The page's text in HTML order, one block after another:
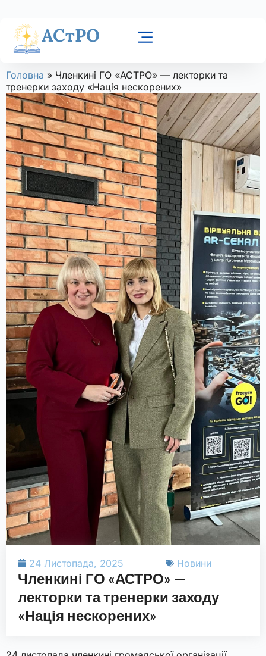
АСтРО
Головна » Членкині ГО «АСТРО» — лекторки та
тренерки заходу «Нація нескорених»
24 Листопада, 2025 Новини
Членкині ГО «АСТРО» —
лекторки та тренерки заходу
«Нація нескорених»